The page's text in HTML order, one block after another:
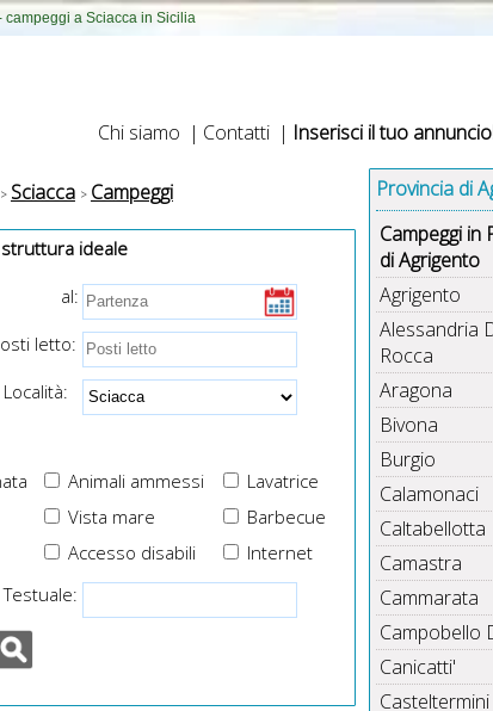
a Sciacca in Sicilia
Chi siamo | Contatti | Inserisci il tuo
Sciacca Campeggi
struttura ideale
al:
letto:
Località:
Animali ammessi
Lavatrice
Vista mare
Barbecue
Internet
Accesso disabili
Testuale:
Provincia di
Campeggi in
di Agrigento
Agrigento
Alessandria
Rocca
Aragona
Bivona
Burgio
Calamonaci
Caltabellotta
Camastra
Cammarata
Campobello
Canicatti'
Casteltermini